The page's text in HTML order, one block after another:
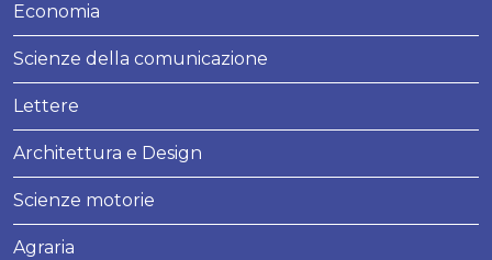
Economia
Scienze della comunicazione
Lettere
Architettura e Design
Scienze motorie
Agraria